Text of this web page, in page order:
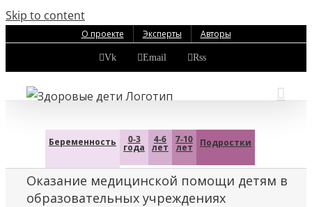
Skip to content
О проекте Эксперты Авторы
Vk Email Rss
Беременность 0-3
года
4-6
лет
7-10
лет Подростки
Оказание медицинской помощи детям в
образовательных учреждениях